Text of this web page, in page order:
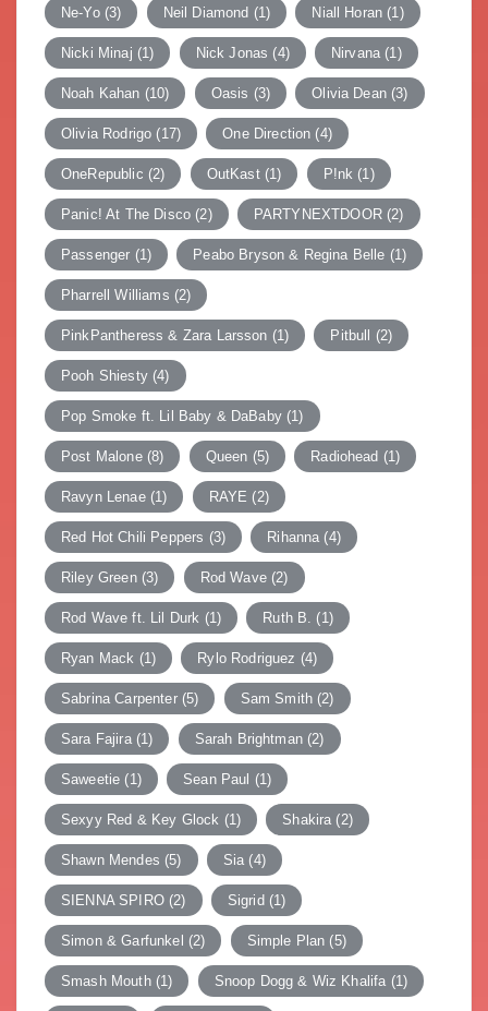
Ne-Yo(3) Neil Diamond (1) Niall Horan (1)
Nicki Minaj (1) Nick Jonas (4) Nirvana (1)
Noah Kahan (10) Oasis (3) Olivia Dean(3)
Olivia Rodrigo (17) One Direction (4)
OneRepublic (2) OutKast(1) P!nk (1)
Panic! At The Disco (2) PARTYNEXTDOOR(2)
Passenger (1) Peabo Bryson & Regina Belle (1)
Pharrell Williams (2)
PinkPantheress & Zara Larsson (1) Pitbull (2)
Pooh Shiesty(4)
Pop Smoke ft. Lil Baby & DaBaby(1)
Post Malone(8) Queen (5) Radiohead (1)
Ravyn Lenae(1) RAYE (2)
Red Hot Chili Peppers (3) Rihanna (4)
Riley Green(3) Rod Wave(2)
Rod Wave ft. Lil Durk (1) Ruth B. (1)
Ryan Mack (1) Rylo Rodriguez (4)
Sabrina Carpenter(5) Sam Smith (2)
Sara Fajira(1) Sarah Brightman(2)
Saweetie (1) Sean Paul (1)
Sexyy Red & Key Glock (1) Shakira (2)
Shawn Mendes (5) Sia (4)
SIENNA SPIRO(2) Sigrid (1)
Simon & Garfunkel (2) Simple Plan (5)
Smash Mouth(1) Snoop Dogg & Wiz Khalifa (1)